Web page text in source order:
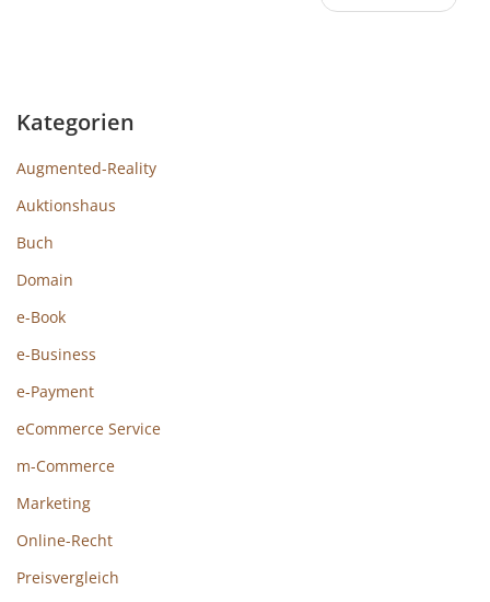
Kategorien
Augmented-Reality
Auktionshaus
Buch
Domain
e-Book
e-Business
e-Payment
eCommerce Service
m-Commerce
Marketing
Online-Recht
Preisvergleich